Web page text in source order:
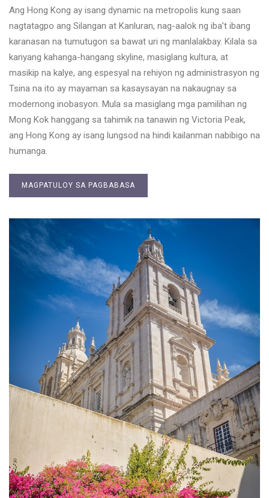
Ang Hong Kong ay isang dynamic na metropolis kung saan
nagtatagpo ang Silangan at Kanluran, nag-aalok ng iba’t ibang
karanasan na tumutugon sa bawat uri ng manlalakbay. Kilala sa
kanyang kahanga-hangang skyline, masiglang kultura, at
masikip na kalye, ang espesyal na rehiyon ng administrasyon ng
Tsina na ito ay mayaman sa kasaysayan na nakaugnay sa
modernong inobasyon. Mula sa masiglang mga pamilihan ng
Mong Kok hanggang sa tahimik na tanawin ng Victoria Peak,
ang Hong Kong ay isang lungsod na hindi kailanman nabibigo na
humanga.
MAGPATULOY SA PAGBABASA